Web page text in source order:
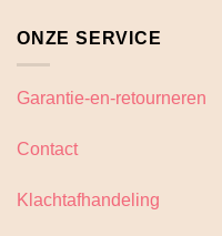
ONZE SERVICE
Garantie-en-retourneren
Contact
Klachtafhandeling